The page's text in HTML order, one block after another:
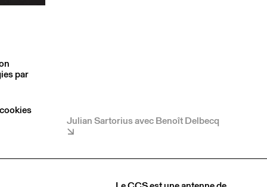
par
Julian Sartorius avec Benoît Delbecq